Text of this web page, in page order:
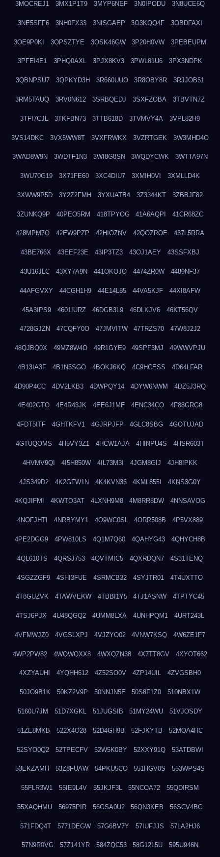
3MOCREJ1 3MX1P1T9 3MYP6NEF 3N0IPODU 3N8UCE6Q
3NE5SFF6 3NH0FX33 3NISGAEP 3O3KQQ4F 3OBDFAXI
3OE9P0KI 3OPSZTYE 3OSK46GW 3P20H0VW 3PEBEUPM
3PFEI4E1 3PHQ0AXL 3PJX8KV3 3PWL81U6 3PX3NDPK
3QBNPSU7 3QPKYD3H 3R660UUO 3R8OBY8R 3RJJOB51
3RM5TAUQ 3RV0N612 3SRBQEDJ 3SXFZOBA 3TBVTN7Z
3TFI7CJL 3TKFBN73 3TTB618D 3TVMVY4A 3VPL82H9
3VS14DKC 3VX5WW8T 3VXFRWKX 3VZRTGEK 3W3MHD4O
3WAD8W9N 3WDTF1N3 3WI8G8SN 3WQDYCWK 3WTTA97N
3WU70G19 3X71FE60 3XC4DIU7 3XMIH0VI 3XMLLD4K
3XWW9P5D 3Y2Z2FMH 3YXUATB4 3Z3344KT 3ZBBJF82
3ZUNKQ9P 40PEO5RM 418TPYOG 41A6AQPI 41CR68ZC
428MPM7O 42EW9PZP 42HIOZNV 42QOZROE 437L5RRA
43BE766X 43EEF23E 43IP3TZ3 43OJ1AEY 43SSFXBJ
43U16JLC 43XY7A9N 441OKOJO 4474ZR0W 4489NF37
44AFGVXY 44CGH1H9 44E14L85 44VA5KJF 44XI8AFW
45A3IPS9 4601IURZ 46DGB3L9 46DLKJV6 46KT56QV
4728GJZN 47CQFY0O 47JMVITW 47TRZS70 47W8J2J2
48QJBQ0X 49MZ8W4O 49R1GYE9 49SPF3MJ 49WWVPJU
4B13IA3F 4B1N5SGO 4BOKJ6KQ 4C9HCESS 4D64LFAR
4D90P4CC 4DV2LKB3 4DWPQY14 4DYW6NWM 4DZ5J3RQ
4E402GTO 4E4R43JK 4EE6J1ME 4ENC34CO 4F88GRG8
4FDT5ITF 4GHTKFV1 4GJRPJFP 4GLC8SBG 4GOTUJAD
4GTUQOMS 4H5VY3Z1 4HCW1AJA 4HINPU4S 4HSR603T
4HVMV9QI 4I5H850W 4IL73M3I 4JGM8GIJ 4JH8IPKK
4JS349D2 4K2GFW1N 4K4KVN36 4KML855I 4KNS3G0Y
4KQJIFMI 4KWTO3AT 4LXNH9M8 4M8RR8DW 4NNSAVOG
4NOFJHTI 4NRBYMY1 4O9WC0SL 4ORR508B 4P5VX889
4PE2DGG9 4PW810LS 4Q1M7Q60 4QAHYG43 4QHYCH8B
4QL610TS 4QRSJ753 4QVTMIC5 4QXRDQN7 4S31TENQ
4SGZZGF9 4SHI3FUE 4SRMCB32 4SYJTR01 4T4UXTTO
4T8GUZVK 4TAWVEKW 4TBBI1Y5 4TJ1ASNW 4TPTYC45
4TSJ6PJX 4U48QGQ2 4UMM8LXA 4UNHPQM1 4URT243L
4VFMWJZ0 4VGSLXPJ 4VJZYO02 4VNW7KSQ 4W6ZE1F7
4WP2PW82 4WQWQXX8 4WXQZN38 4X7TT8GV 4XYOT662
4XZYAUHI 4YQHH612 4Z52SO0V 4ZP14UIL 4ZVGSBH0
50JO9B1K 50KZ2V9P 50NNJN5E 50S8F1Z0 510NBX1W
5160U7JM 51D7XGKL 51JUGSIB 51MY24WU 51VJOSDY
51ZE8MKB 522X4O28 52D4GH9B 52FJKYTB 52MOA4HC
52SYO0Q2 52TPECFV 52W5K0BY 52XXY91Q 53ATDBWI
53EKZAMH 53Z8FUAW 54PKU5CO 551HGV0S 553WPS4S
55FLR3W1 55IE9L4V 55JKJF3L 55NCOA72 55QDIRSM
55XAQHMU 56975PIR 56GSA0U2 56QN3KEB 56SCV4BG
571FDQ4T 5771DEGW 57G6BV7Y 57IUFJJS 57LA2HJ6
57N9R0VG 57Z141YR 584ZQC53 58G12L5U 595U946N